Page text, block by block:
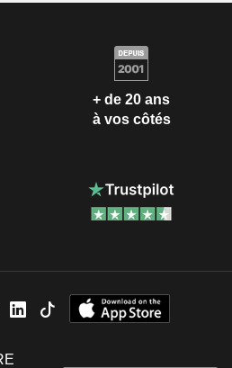
+ de 20 ans
à vos côtés